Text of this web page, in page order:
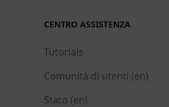
CENTRO ASSISTENZA
Tutorials
Comunità di utenti (en)
Stato (en)